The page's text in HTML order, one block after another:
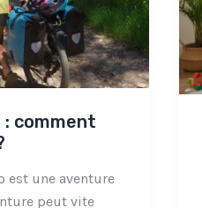
: comment
est une aventure
peut vite